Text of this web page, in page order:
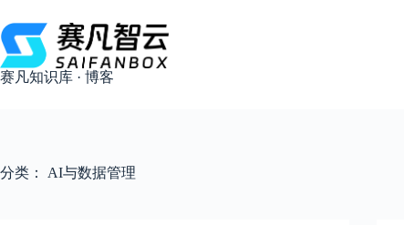
过
内
容
赛凡知识库 · 博客
分类： AI与数据管理